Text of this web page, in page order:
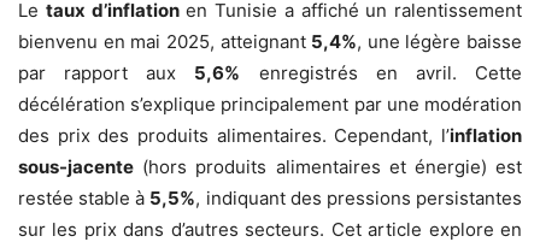
Le taux d’inflationen Tunisie a affiché un ralentissement
bienvenu en mai 2025, atteignant 5,4%, une légère baisse
par rapport aux 5,6% enregistrés en avril. Cette
décélération s’explique principalement par une modération
des prix des produits alimentaires. Cependant, l’inflation
sous-jacente (hors produits alimentaires et énergie) est
restée stable à 5,5%, indiquant des pressions persistantes
sur les prix dans d’autres secteurs. Cet article explore en